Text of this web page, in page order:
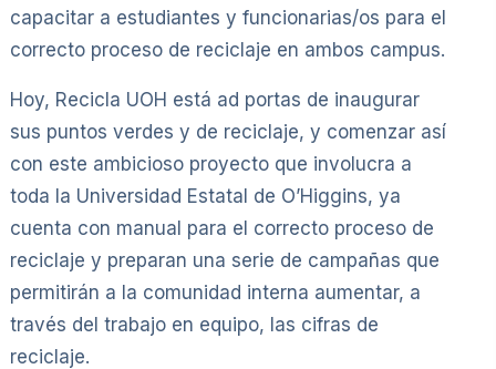
capacitar a estudiantes y funcionarias/os para el
correcto proceso de reciclaje en ambos campus.
Hoy, Recicla UOH está ad portas de inaugurar
sus puntos verdes y de reciclaje, y comenzar así
con este ambicioso proyecto que involucra a
toda la Universidad Estatal de O’Higgins, ya
cuenta con manual para el correcto proceso de
reciclaje y preparan una serie de campañas que
permitirán a la comunidad interna aumentar, a
través del trabajo en equipo, las cifras de
reciclaje.